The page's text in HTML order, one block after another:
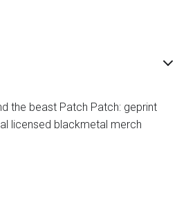
the beast Patch Patch: geprint
licensed blackmetal merch